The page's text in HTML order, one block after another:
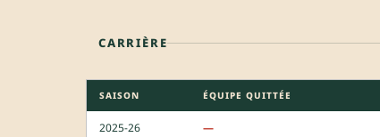
CARRIÈRE
SAISON ÉQUIPE QUITTÉE
2025-26 —